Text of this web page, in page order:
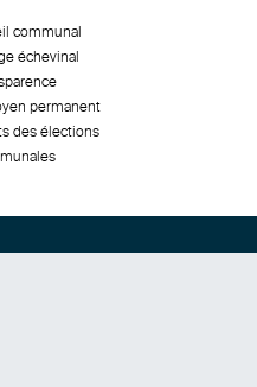
communal
échevinal
permanent
des élections